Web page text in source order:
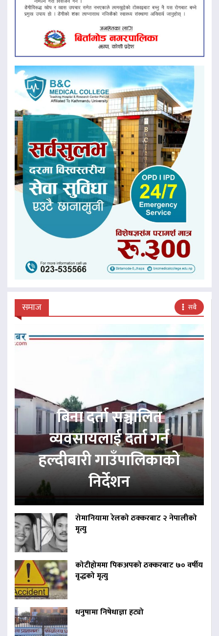
समाज सबै
बिना दर्ता सञ्चालित
व्यवसायलाई दर्ता गर्न
हल्दीबारी गाउँपालिकाको
निर्देशन
रोमानियामा रेलको ठक्करबाट २ नेपालीको
मृत्यु
कोटीहोममा पिकअपको ठक्करबाट ७० वर्षीय
वृद्धको मृत्यु
धनुषामा निषेधाज्ञा हट्यो